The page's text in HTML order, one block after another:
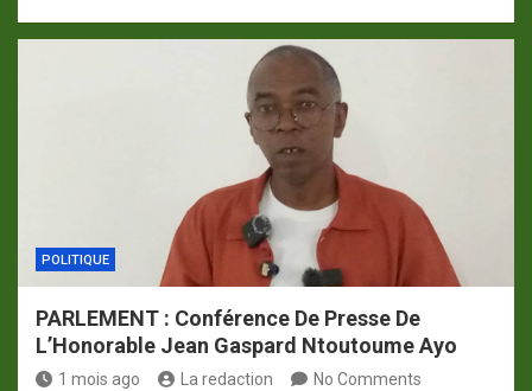
POLITIQUE
PARLEMENT : Conférence De Presse De
L’Honorable Jean Gaspard Ntoutoume Ayo
1 mois ago La redaction No Comments